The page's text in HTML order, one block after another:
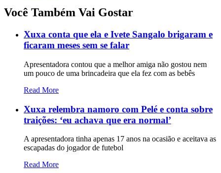
Você Também Vai Gostar
Xuxa conta que ela e Ivete Sangalo brigaram e
ficaram meses sem se falar
Apresentadora contou que a melhor amiga não gostou nem
um pouco de uma brincadeira que ela fez com as bebês
Read More
Xuxa relembra namoro com Pelé e conta sobre
traições: ‘eu achava que era normal’
A apresentadora tinha apenas 17 anos na ocasião e aceitava as
escapadas do jogador de futebol
Read More